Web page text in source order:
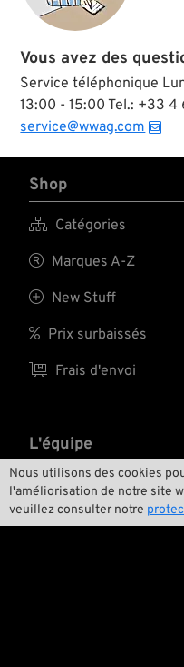
Nous utilisons des cookies
l'améliorisation de notre site
veuillez consulter notre
Vous avez des
Service téléphonique
13:00 - 15:00 Tel.: +33 4
service@wwag.com
Shop
 Catégories
 Marques A-Z
 New Stuff
 Prix surbaissés
 Frais d'envoi
L'équipe
 Contact
Environnement et